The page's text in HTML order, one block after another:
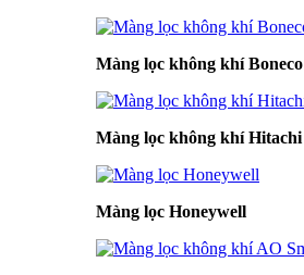
Màng lọc không khí Boneco
Màng lọc không khí Hitachi
Màng lọc Honeywell